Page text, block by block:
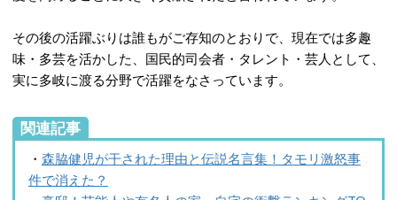
その後の活躍ぶりは誰もがご存知のとおりで、現在では多趣
味・多芸を活かした、国民的司会者・タレント・芸人として、
実に多岐に渡る分野で活躍をなさっています。
関連記事
・ 森脇健児が干された理由と伝説名言集！タモリ激怒事
件で消えた？